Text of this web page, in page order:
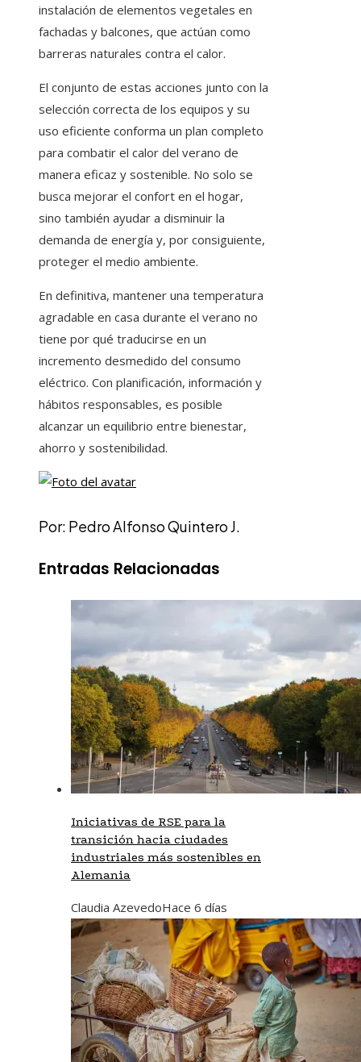
instalación de elementos vegetales en
fachadas y balcones, que actúan como
barreras naturales contra el calor.
El conjunto de estas acciones junto con la
selección correcta de los equipos y su
uso eficiente conforma un plan completo
para combatir el calor del verano de
manera eficaz y sostenible. No solo se
busca mejorar el confort en el hogar,
sino también ayudar a disminuir la
demanda de energía y, por consiguiente,
proteger el medio ambiente.
En definitiva, mantener una temperatura
agradable en casa durante el verano no
tiene por qué traducirse en un
incremento desmedido del consumo
eléctrico. Con planificación, información y
hábitos responsables, es posible
alcanzar un equilibrio entre bienestar,
ahorro y sostenibilidad.
Por: Pedro Alfonso Quintero J.
Entradas Relacionadas
Iniciativas de RSE para la
transición hacia ciudades
industriales más sostenibles en
Alemania
Claudia AzevedoHace 6 días